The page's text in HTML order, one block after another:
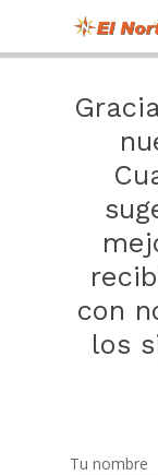
con
los
Tu nombre